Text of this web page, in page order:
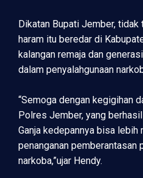
Dikatan Bupati Jember, tidak
haram itu beredar di
kalangan remaja dan
dalam penyalahgunaan
“Semoga dengan kegigihan
Polres Jember, yang
Ganja kedepannya bisa
penanganan pemberantasan
narkoba,”ujar Hendy.